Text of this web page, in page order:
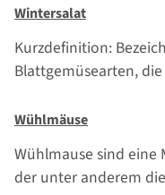
Wintersalat
Kurzdefinition:
Blattgemüsearten,
Wühlmäuse
Wühlmause sind eine
der unter anderem